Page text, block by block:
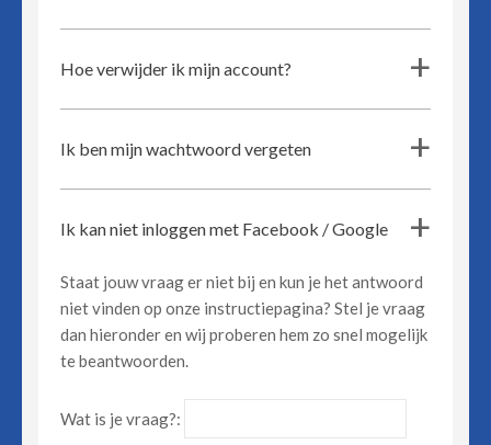
a
Hoe verwijder ik mijn account?
a
Ik ben mijn wachtwoord vergeten
a
Ik kan niet inloggen met Facebook / Google
Staat jouw vraag er niet bij en kun je het antwoord
niet vinden op onze instructiepagina? Stel je vraag
dan hieronder en wij proberen hem zo snel mogelijk
te beantwoorden.
Wat is je vraag?: